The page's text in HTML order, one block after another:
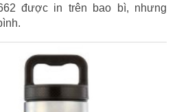
được in trên bao bì, nhưng